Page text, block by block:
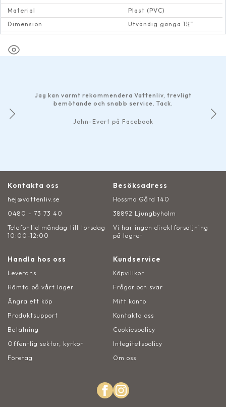
Material
Plast (PVC)
Dimension
Utvändig gänga 1½”
Jag kan varmt rekommendera Vattenliv, trevligt
bemötande och snabb service. Tack.
John-Evert på Facebook
Kontakta oss
hej@vattenliv.se
0480 - 73 73 40
Telefontid måndag till torsdag
10:00-12:00
Besöksadress
Hossmo Gård 140
38892 Ljungbyholm
Vi har ingen direktförsäljning
på lagret
Handla hos oss
Leverans
Hämta på vårt lager
Ångra ett köp
Produktsupport
Betalning
Offentlig sektor, kyrkor
Företag
Kundservice
Köpvillkor
Frågor och svar
Mitt konto
Kontakta oss
Cookiespolicy
Integitetspolicy
Om oss